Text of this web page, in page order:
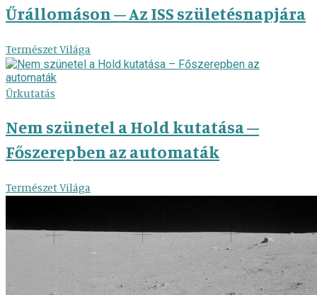
Űrállomáson – Az ISS születésnapjára
Természet Világa
Űrkutatás
Nem szünetel a Hold kutatása –
Főszerepben az automaták
Természet Világa